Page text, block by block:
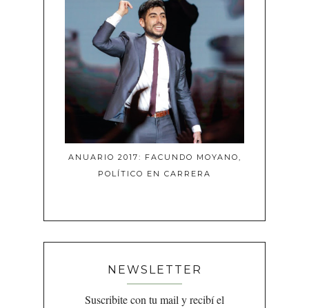
ANUARIO 2017: FACUNDO MOYANO,
POLÍTICO EN CARRERA
NEWSLETTER
Suscribite con tu mail y recibí el